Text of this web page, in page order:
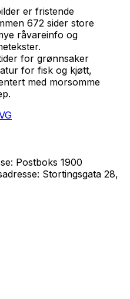
er fristende
672 sider store
råvareinfo og
for grønnsaker
for fisk og kjøtt,
med morsomme
Postboks 1900
Stortingsgata 28,